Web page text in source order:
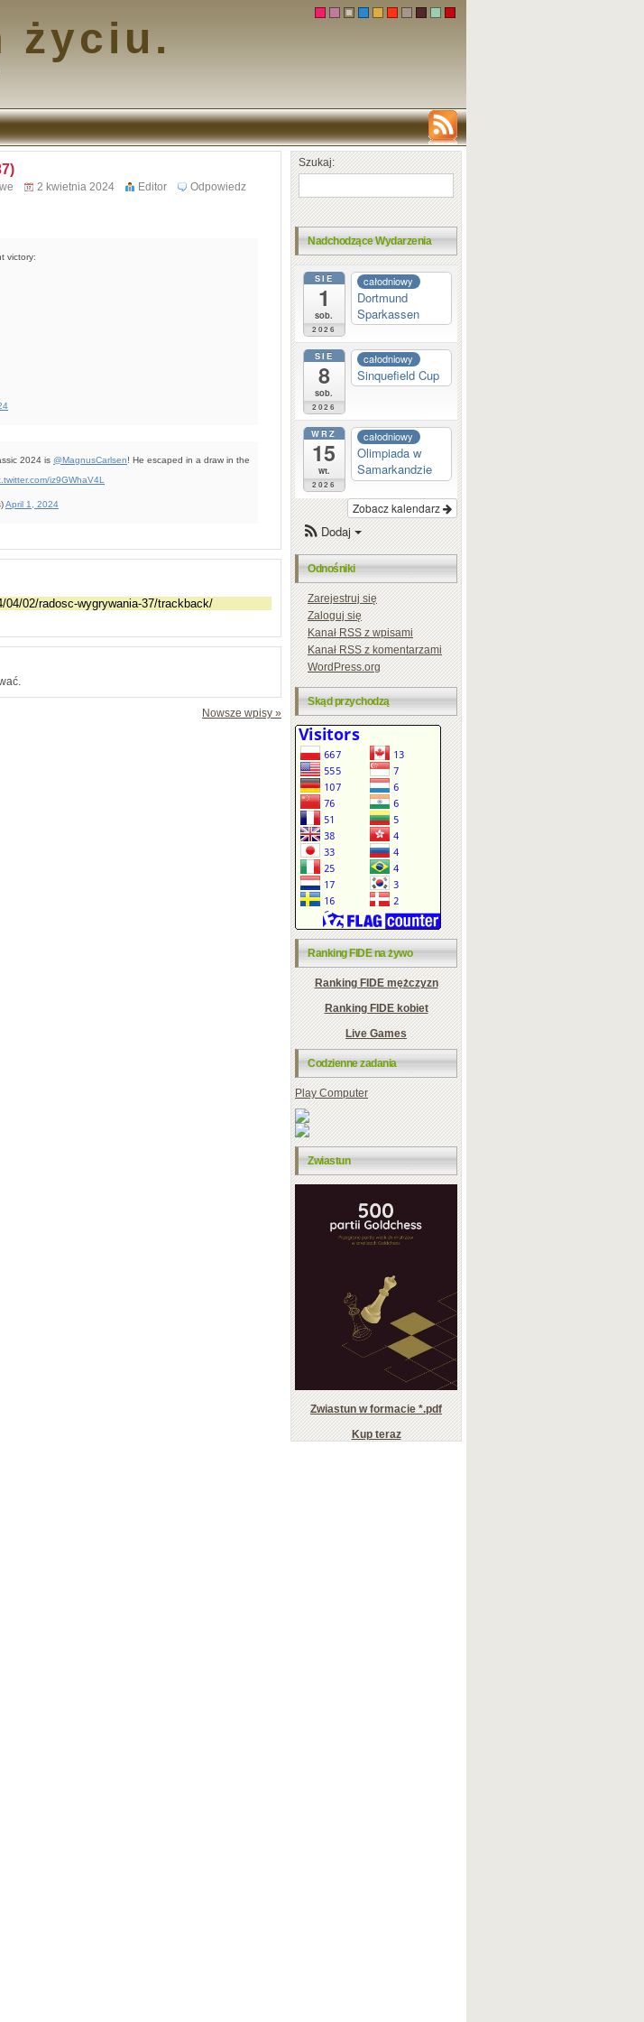
życiu.
2 kwietnia 2024 Editor Odpowiedz
victory:
2024 is @MagnusCarlsen! He escaped in a draw in the
iz9GWhaV4L
April 1, 2024
Nowsze wpisy »
Szukaj:
Nadchodzące Wydarzenia
SIE
1
sob.
2026
całodniowy
Dortmund
Sparkassen
SIE
8
sob.
2026
całodniowy
Sinquefield Cup
WRZ
15
wt.
2026
całodniowy
Olimpiada w
Samarkandzie
Zobacz kalendarz
Dodaj
Odnośniki
Zarejestruj się
Zaloguj się
KanałRSSz wpisami
KanałRSSz komentarzami
WordPress.org
Skąd przychodzą
Ranking FIDE na żywo
Ranking FIDE mężczyzn
Ranking FIDE kobiet
Live Games
Codzienne zadania
Play Computer
Zwiastun
Zwiastun w formacie *.pdf
Kup teraz